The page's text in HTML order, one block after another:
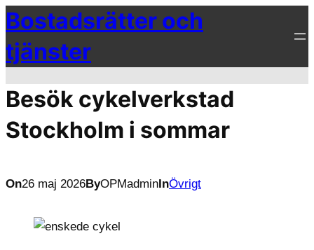
Hoppa
till
innehåll
Bostadsrätter och
tjänster
Besök cykelverkstad
Stockholm i sommar
On26 maj 2026ByOPMadminInÖvrigt